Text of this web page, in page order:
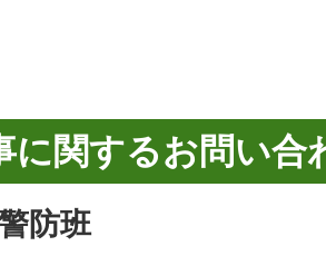
に関するお問い合
防班